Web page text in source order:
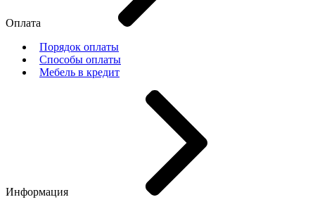
Оплата
Порядок оплаты
Способы оплаты
Мебель в кредит
Информация